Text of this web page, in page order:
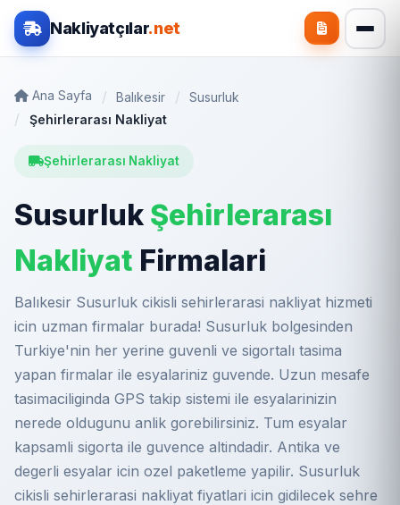
Nakliyatçılar.net
Ana Sayfa Balıkesir
Susurluk
Şehirlerarası Nakliyat
Şehirlerarası Nakliyat
Susurluk Şehirlerarası
Nakliyat Firmalari
Balıkesir Susurluk cikisli sehirlerarasi nakliyat hizmeti
icin uzman firmalar burada! Susurluk bolgesinden
Turkiye'nin her yerine guvenli ve sigortalı tasima
yapan firmalar ile esyalariniz guvende. Uzun mesafe
tasimaciliginda GPS takip sistemi ile esyalarinizin
nerede oldugunu anlik gorebilirsiniz. Tum esyalar
kapsamli sigorta ile guvence altindadir. Antika ve
degerli esyalar icin ozel paketleme yapilir. Susurluk
cikisli sehirlerarasi nakliyat fiyatlari icin gidilecek sehre